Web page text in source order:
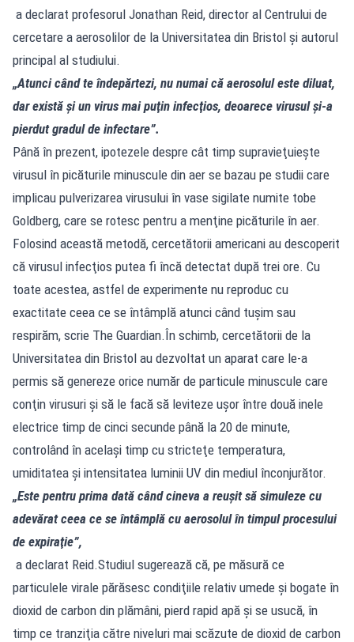
a declarat profesorul Jonathan Reid, director al Centrului de
cercetare a aerosolilor de la Universitatea din Bristol şi autorul
principal al studiului.
„Atunci când te îndepărtezi, nu numai că aerosolul este diluat,
dar există şi un virus mai puţin infecţios, deoarece virusul şi-a
pierdut gradul de infectare”.
Până în prezent, ipotezele despre cât timp supravieţuieşte
virusul în picăturile minuscule din aer se bazau pe studii care
implicau pulverizarea virusului în vase sigilate numite tobe
Goldberg, care se rotesc pentru a menţine picăturile în aer.
Folosind această metodă, cercetătorii americani au descoperit
că virusul infecţios putea fi încă detectat după trei ore. Cu
toate acestea, astfel de experimente nu reproduc cu
exactitate ceea ce se întâmplă atunci când tuşim sau
respirăm, scrie The Guardian.În schimb, cercetătorii de la
Universitatea din Bristol au dezvoltat un aparat care le-a
permis să genereze orice număr de particule minuscule care
conţin virusuri şi să le facă să leviteze uşor între două inele
electrice timp de cinci secunde până la 20 de minute,
controlând în acelaşi timp cu stricteţe temperatura,
umiditatea şi intensitatea luminii UV din mediul înconjurător.
„Este pentru prima dată când cineva a reuşit să simuleze cu
adevărat ceea ce se întâmplă cu aerosolul în timpul procesului
de expiraţie”,
a declarat Reid.Studiul sugerează că, pe măsură ce
particulele virale părăsesc condiţiile relativ umede şi bogate în
dioxid de carbon din plămâni, pierd rapid apă şi se usucă, în
timp ce tranziţia către niveluri mai scăzute de dioxid de carbon